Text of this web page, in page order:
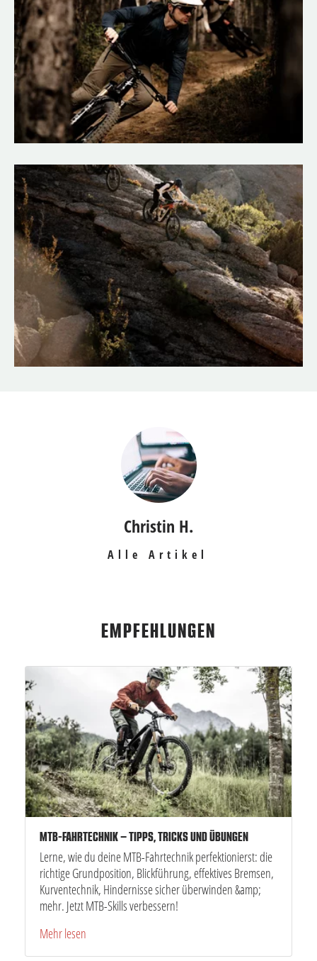
Christin H.
Alle Artikel
EMPFEHLUNGEN
MTB-FAHRTECHNIK – TIPPS, TRICKS UND ÜBUNGEN
Lerne, wie du deine MTB-Fahrtechnik perfektionierst: die
richtige Grundposition, Blickführung, effektives Bremsen,
Kurventechnik, Hindernisse sicher überwinden &amp;
mehr. Jetzt MTB-Skills verbessern!
Mehr lesen